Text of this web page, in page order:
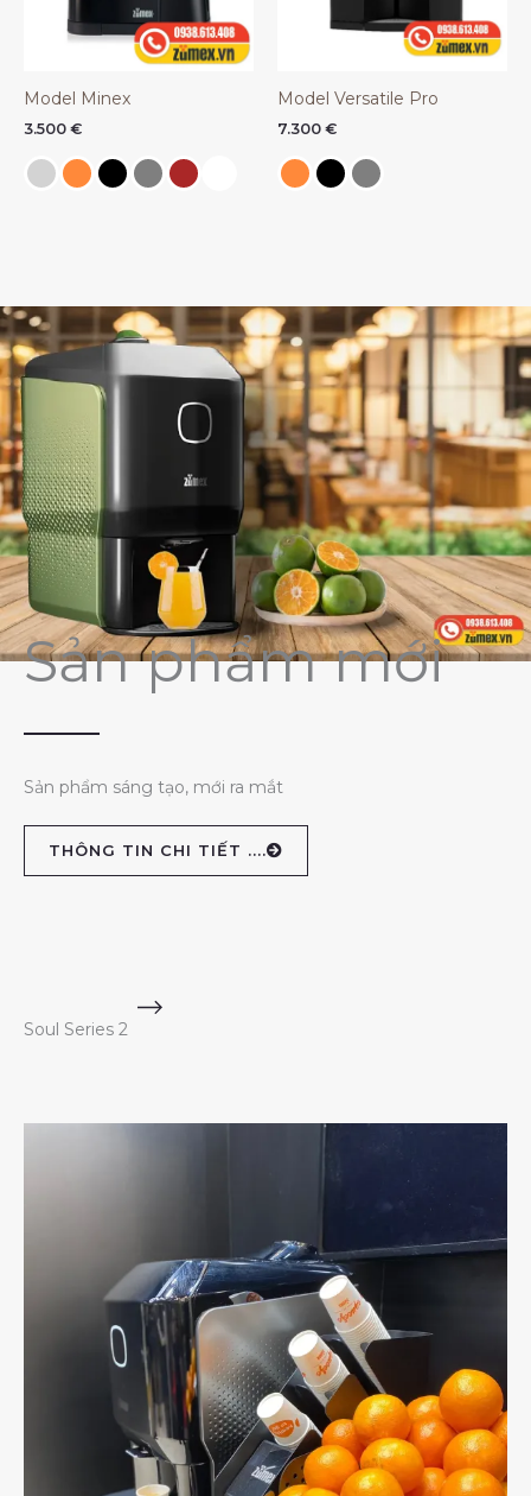
Model Minex
3.500 €
Model Versatile Pro
7.300 €
Sản phẩm mới
Sản phẩm sáng tạo, mới ra mắt
THÔNG TIN CHI TIẾT ....
Soul Series 2